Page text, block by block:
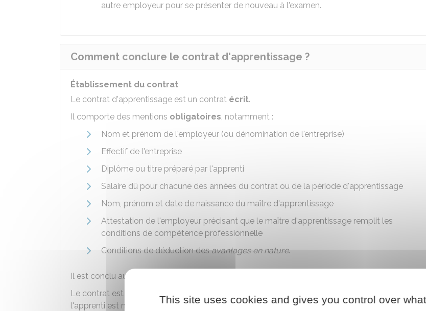
autre employeur pour se présenter de nouveau à l'examen.
Comment conclure le contrat d'apprentissage ?
Établissement du contrat
Le contrat d'apprentissage est un contrat écrit.
Il comporte des mentions obligatoires, notamment :
Nom et prénom de l'employeur (ou dénomination de l'entreprise)
Effectif de l'entreprise
Diplôme ou titre préparé par l'apprenti
Salaire dû pour chacune des années du contrat ou de la période d'apprentissage
Nom, prénom et date de naissance du maître d'apprentissage
Attestation de l'employeur précisant que le maître d'apprentissage remplit les
conditions de compétence professionnelle
Conditions de déduction desavantages en nature.
Il est conclu au moyen du formulaire
Le contrat est signé par
l'employeur l'apprenti (et par son représentant légal
l'apprenti est mineur).
This site uses cookies and gives you control over